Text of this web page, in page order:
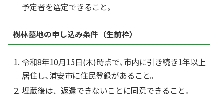
予定者を選定できること｡
樹林墓地の申し込み条件（生前枠）
令和8年10月15日(木)時点で､市内に引き続き1年以上
居住し､浦安市に住民登録があること｡
埋蔵後は、返還できないことに同意できること。